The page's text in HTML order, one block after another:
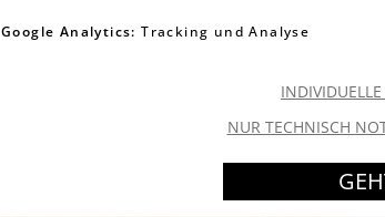
Google Analytics: Tracking und Analyse
NUR TECHNISCH